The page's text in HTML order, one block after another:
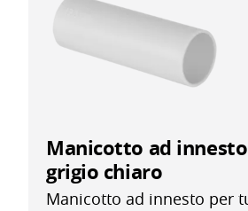
Manicotto ad innesto
grigio chiaro
Manicotto ad innesto per